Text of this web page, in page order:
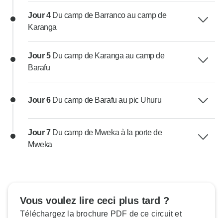
Jour 4 Du camp de Barranco au camp de
Karanga
Jour 5 Du camp de Karanga au camp de
Barafu
Jour 6 Du camp de Barafu au pic Uhuru
Jour 7 Du camp de Mweka à la porte de
Mweka
Vous voulez lire ceci plus tard ?
Téléchargez la brochure PDF de ce circuit et